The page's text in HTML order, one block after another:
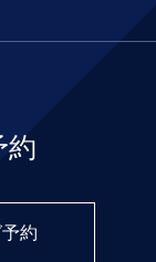
約
約